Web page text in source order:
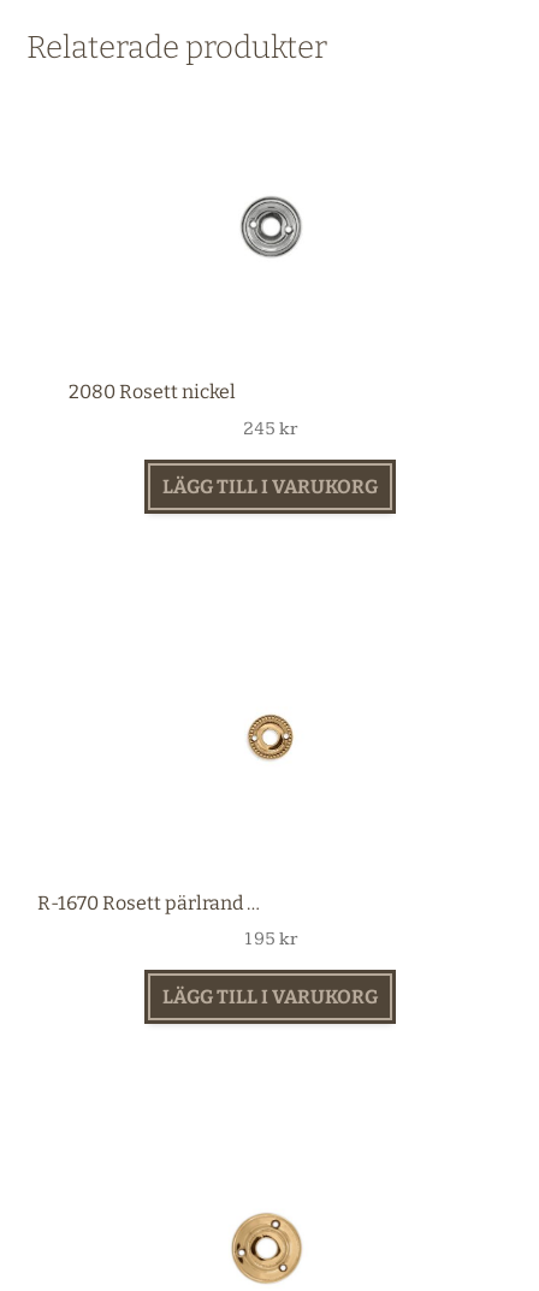
Relaterade produkter
2080 Rosett nickel
245 kr
LÄGG TILL I VARUKORG
R-1670 Rosett pärlrand mässing
195 kr
LÄGG TILL I VARUKORG